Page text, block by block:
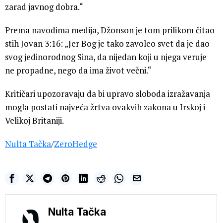
zarad javnog dobra.“
Prema navodima medija, Džonson je tom prilikom čitao
stih Jovan 3:16: „Jer Bog je tako zavoleo svet da je dao
svog jedinorodnog Sina, da nijedan koji u njega veruje
ne propadne, nego da ima život večni.“
Kritičari upozoravaju da bi upravo sloboda izražavanja
mogla postati najveća žrtva ovakvih zakona u Irskoj i
Velikoj Britaniji.
Nulta Tačka/ZeroHedge
Nulta Tačka